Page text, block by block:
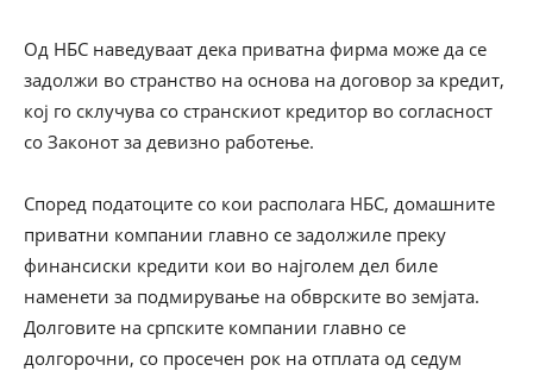
Од НБС наведуваат дека приватна фирма може да се
задолжи во странство на основа на договор за кредит,
кој го склучува со странскиот кредитор во согласност
со Законот за девизно работење.
Според податоците со кои располага НБС, домашните
приватни компании главно се задолжиле преку
финансиски кредити кои во најголем дел биле
наменети за подмирување на обврските во земјата.
Долговите на српските компании главно се
долгорочни, со просечен рок на отплата од седум